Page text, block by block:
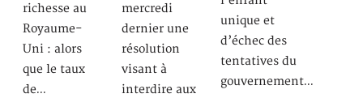
richesse au
Royaume-
Uni : alors
que le taux
de…
mercredi
dernier une
résolution
visant à
interdire aux
unique et
d’échec des
tentatives du
gouvernement…